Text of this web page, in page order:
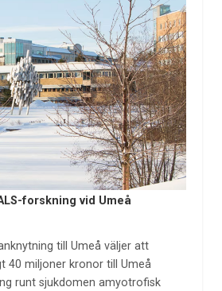
forskning vid Umeå
till Umeå väljer att
40 miljoner kronor till Umeå
runt sjukdomen amyotrofisk